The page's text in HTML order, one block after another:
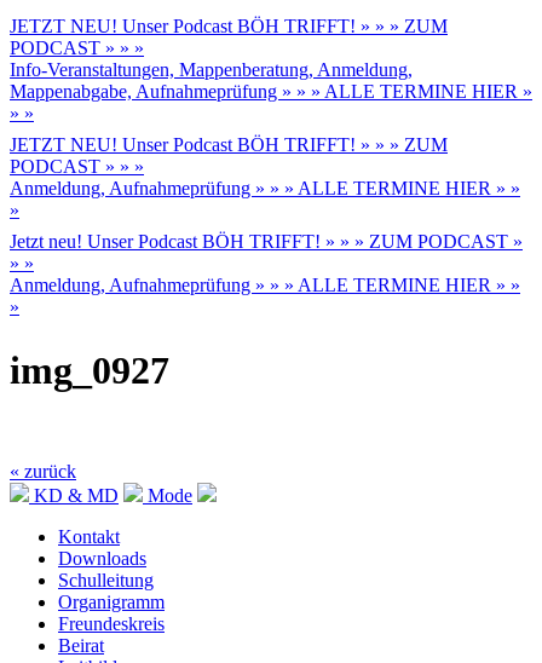
JETZT NEU! Unser Podcast BÖH TRIFFT! » » » ZUM
PODCAST » » »
Info-Veranstaltungen, Mappenberatung, Anmeldung,
Mappenabgabe, Aufnahmeprüfung » » » ALLE TERMINE HIER »
» »
JETZT NEU! Unser Podcast BÖH TRIFFT! » » » ZUM
PODCAST » » »
Anmeldung, Aufnahmeprüfung » » » ALLE TERMINE HIER » »
»
Jetzt neu! Unser Podcast BÖH TRIFFT! » » » ZUM PODCAST »
» »
Anmeldung, Aufnahmeprüfung » » » ALLE TERMINE HIER » »
»
img_0927
« zurück
KD & MD
Mode
Kontakt
Downloads
Schulleitung
Organigramm
Freundeskreis
Beirat